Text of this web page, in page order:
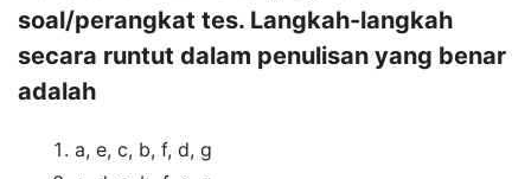
soal/perangkat tes. Langkah-langkah
secara runtut dalam penulisan yang benar
adalah
a, e, c, b, f, d, g